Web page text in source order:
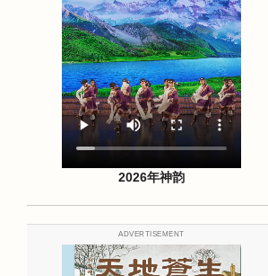
2026年神韵
ADVERTISEMENT